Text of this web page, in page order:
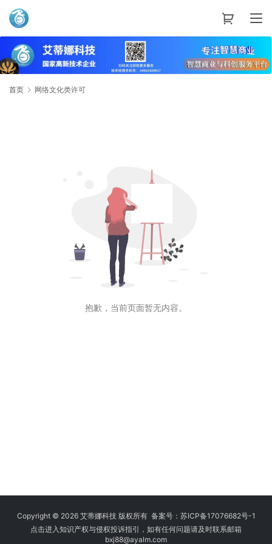
艾蒂娜科技
首页 网络文化类许可
抱歉，当前页面暂无内容。
Copyright © 2026 艾蒂娜科技 版权所有 备案号： 苏ICP备17076682号-1
点击进入知识产权与侵权投诉指引，如有任何问题请及时联系邮箱
bxj88@ayalm.com